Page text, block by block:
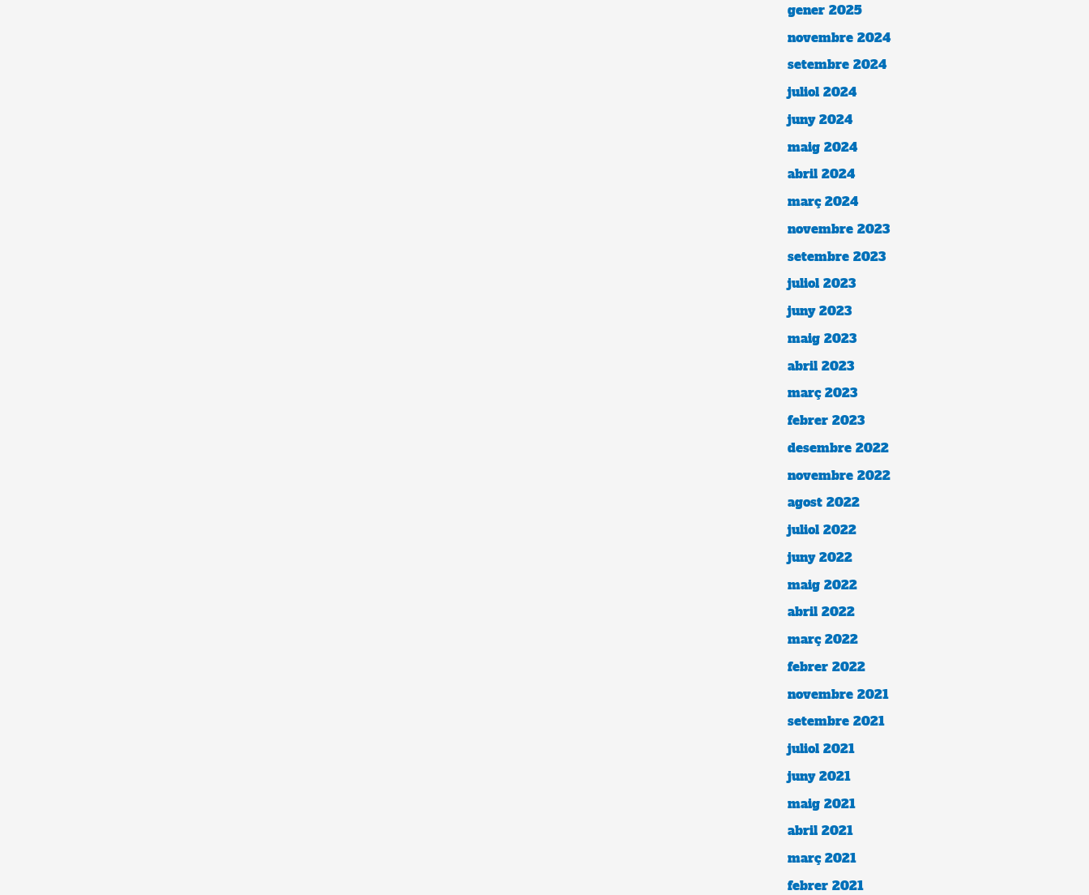
gener 2025
novembre 2024
setembre 2024
juliol 2024
juny 2024
maig 2024
abril 2024
març 2024
novembre 2023
setembre 2023
juliol 2023
juny 2023
maig 2023
abril 2023
març 2023
febrer 2023
desembre 2022
novembre 2022
agost 2022
juliol 2022
juny 2022
maig 2022
abril 2022
març 2022
febrer 2022
novembre 2021
setembre 2021
juliol 2021
juny 2021
maig 2021
abril 2021
març 2021
febrer 2021